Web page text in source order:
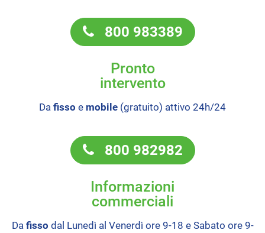
800 983389
Pronto
intervento
Da fisso e mobile (gratuito) attivo 24h/24
800 982982
Informazioni
commerciali
Da fisso dal Lunedì al Venerdì ore 9-18 e Sabato ore 9-